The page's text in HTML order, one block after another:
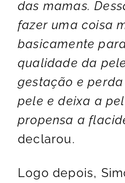
das mamas.
fazer uma coisa
basicamente
qualidade da
gestação e
pele e deixa a
propensa a
declarou.
Logo depois,